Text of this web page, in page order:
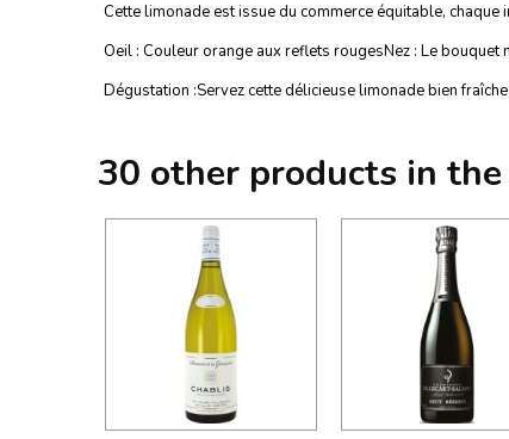
Cette limonade est issue du commerce équitable,
Oeil : Couleur orange aux reflets rougesNez : Le
Dégustation :Servez cette délicieuse limonade bien
30 other products in the